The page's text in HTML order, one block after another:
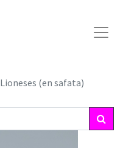
Lioneses (en safata)